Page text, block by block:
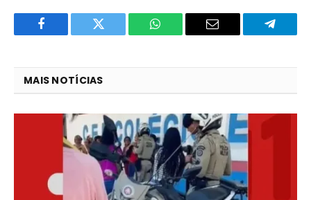
Facebook Twitter
O
do
WhatsApp?
E-
MAIS NOTÍCIAS